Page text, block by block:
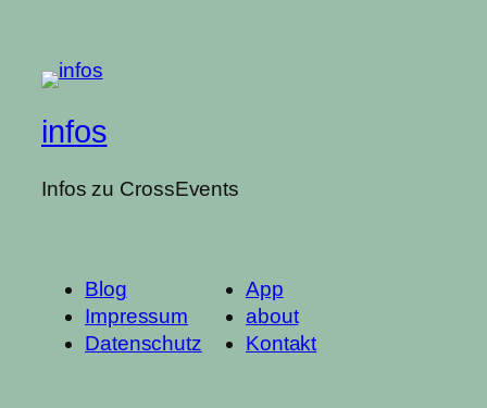
infos
Infos zu CrossEvents
Blog
Impressum
Datenschutz
App
about
Kontakt